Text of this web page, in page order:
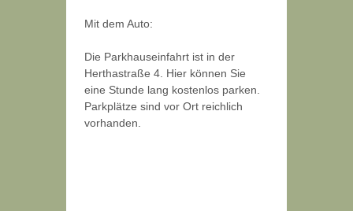
Mit dem Auto:
Die Parkhauseinfahrt ist in der
Herthastraße 4. Hier können Sie
eine Stunde lang kostenlos parken.
Parkplätze sind vor Ort reichlich
vorhanden.